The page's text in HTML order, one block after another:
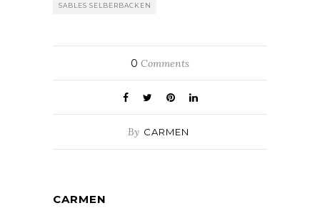
SABLES SELBERBACKEN
0 Comments
By CARMEN
CARMEN